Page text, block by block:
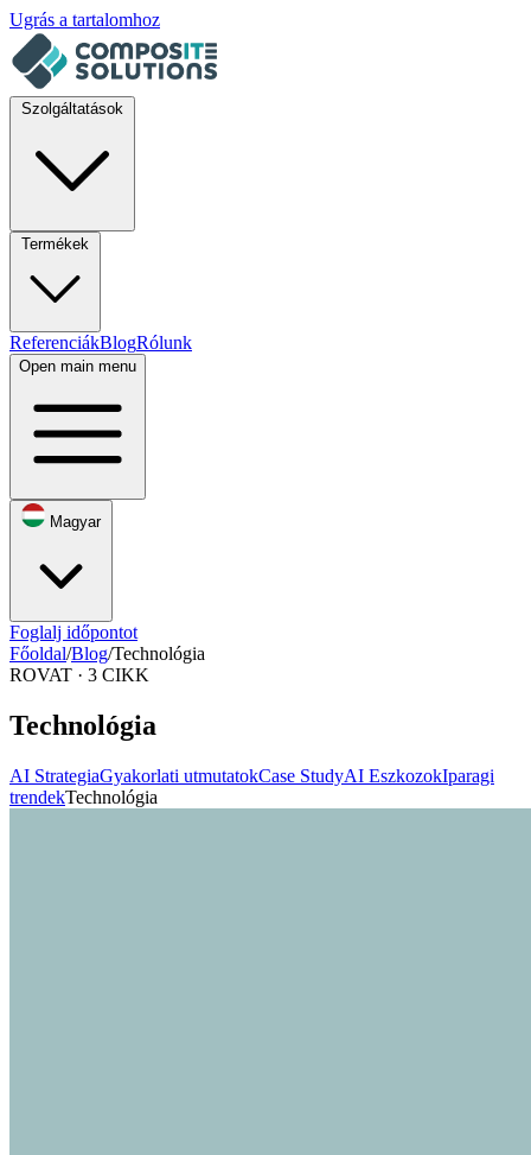
Ugrás a tartalomhoz
ReferenciákBlogRólunk
Open main menu
Magyar
Foglalj időpontot
Főoldal/Blog/Technológia
ROVAT · 3 CIKK
Technológia
AI StrategiaGyakorlati utmutatokCase StudyAI EszkozokIparagi
trendekTechnológia